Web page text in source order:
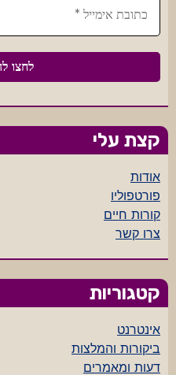
קצת עלי
אודות
פורטפוליו
קורות חיים
צרו קשר
קטגוריות
אינטרנט
ביקורות והמלצות
דעות ומאמרים